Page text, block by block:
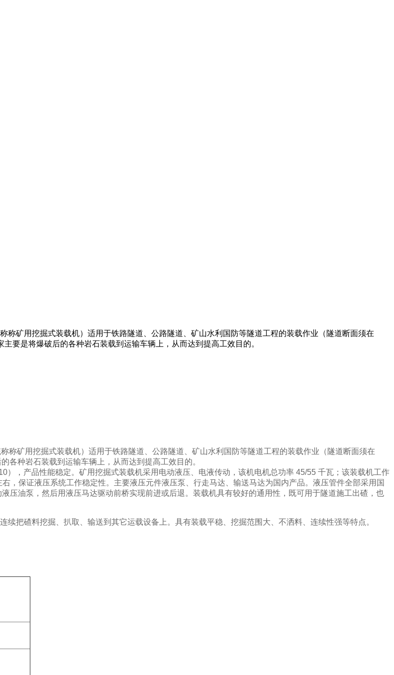
挖掘式装载机）适用于铁路隧道、公路隧道、矿山水利国防等隧道工程的装载作业（隧道断面须在
要是将爆破后的各种岩石装载到运输车辆上，从而达到提高工效目的。
称称矿用挖掘式装载机）适用于铁路隧道、公路隧道、矿山水利国防等隧道工程的装载作业（隧道断面须在
各种岩石装载到运输车辆上，从而达到提高工效目的。
，产品性能稳定。矿用挖掘式装载机采用电动液压、电液传动，该机电机总功率 45/55 千瓦；该装载机工作
，保证液压系统工作稳定性。主要液压元件液压泵、行走马达、输送马达为国内产品。液压管件全部采用国
压油泵，然后用液压马达驱动前桥实现前进或后退。装载机具有较好的通用性，既可用于隧道施工出碴，也
碴料挖掘、扒取、输送到其它运载设备上。具有装载平稳、挖掘范围大、不洒料、连续性强等特点。